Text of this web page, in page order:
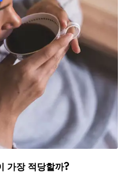
가장 적당할까?